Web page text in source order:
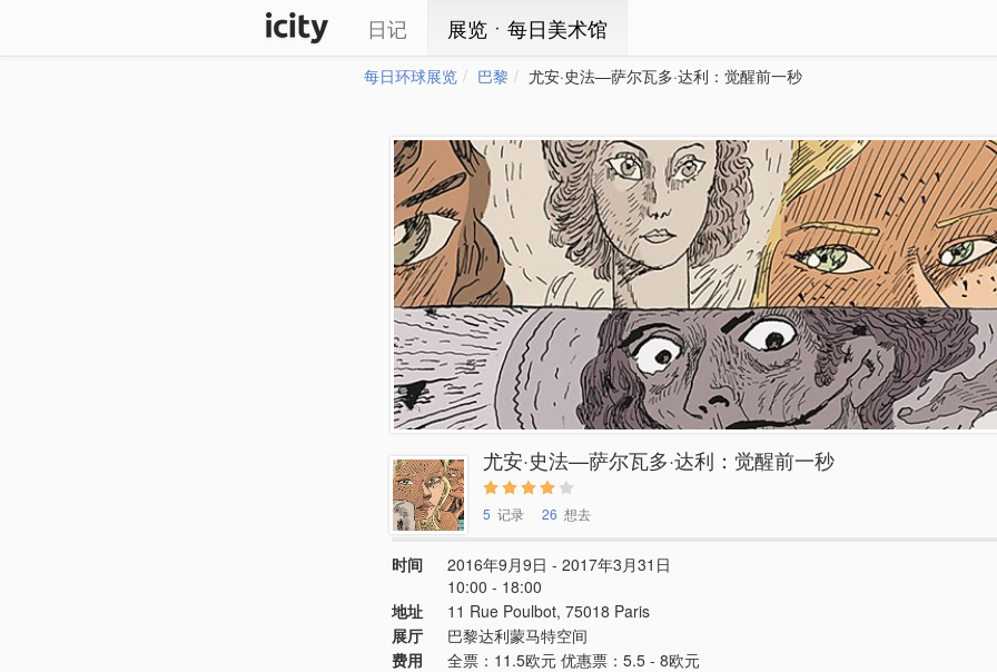
日记 展览ㆍ每日美术馆
每日环球展览 巴黎 尤安·史法—萨尔瓦多·达利：觉醒前一秒
尤安·史法—萨尔瓦多·达利：觉醒前一秒
5 记录 26 想去
时间
2016年9月9日 - 2017年3月31日
10:00 - 18:00
地址
11 Rue Poulbot, 75018 Paris
展厅
巴黎达利蒙马特空间
费用
全票：11.5欧元 优惠票：5.5 - 8欧元